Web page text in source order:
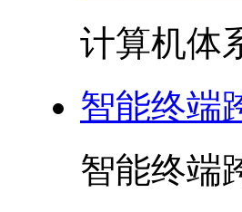
计算机体
智能终端
智能终端